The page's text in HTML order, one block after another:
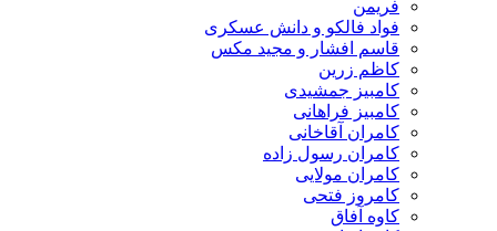
فریمن
فواد فالکو و دانش عسکری
قاسم افشار و مجید مکس
کاظم زرین
کامبیز جمشیدی
کامبیز فراهانی
کامران آقاخانی
کامران رسول زاده
کامران مولایی
کامروز فتحی
کاوه آفاق